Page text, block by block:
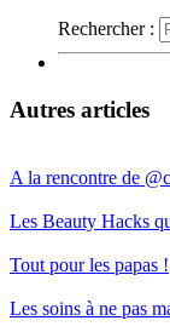
Rechercher :
Autres articles
A la rencontre de
Les Beauty Hacks
Tout pour les papas !
Les soins à ne pas